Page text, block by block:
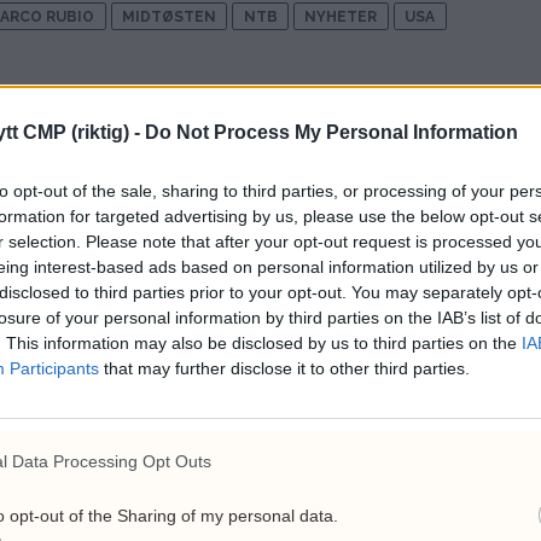
CMP (riktig) - Do Not Process My Personal Information
opt-out of the sale, sharing to third parties, or processing of your
for targeted advertising by us, please use the below opt-out
selection. Please note that after your opt-out request is processed
interest-based ads based on personal information utilized by us
to third parties prior to your opt-out. You may separately
of your personal information by third parties on the IAB’s list of
This information may also be disclosed by us to third parties on the
Participants that may further disclose it to other third parties.
Data Processing Opt Outs
opt-out of the Sharing of my personal data.
RUBIO MIDTØSTEN NTB NYHETER USA
statsminister om
med USA: – Har
Fredrik Solvang starter
podkast
Siste